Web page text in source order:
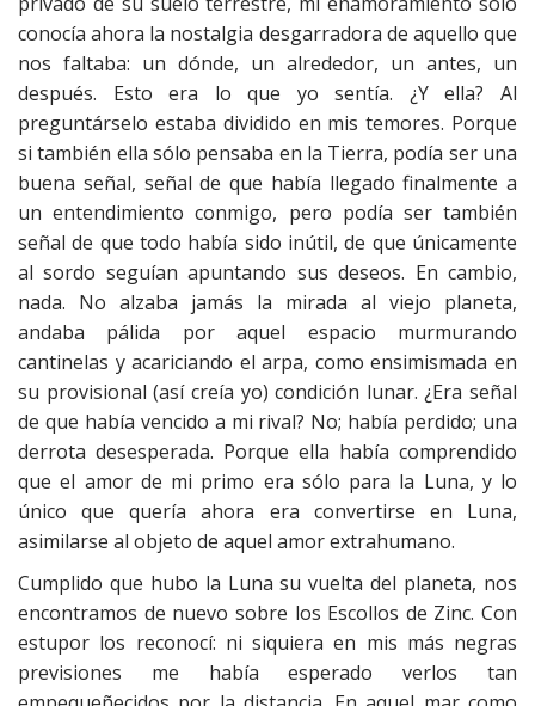
conocía ahora la nostalgia desgarradora de aquello que
nos faltaba: un dónde, un alrededor, un antes, un
después. Esto era lo que yo sentía. ¿Y ella? Al
preguntárselo estaba dividido en mis temores. Porque
si también ella sólo pensaba en la Tierra, podía ser una
buena señal, señal de que había llegado finalmente a
un entendimiento conmigo, pero podía ser también
señal de que todo había sido inútil, de que únicamente
al sordo seguían apuntando sus deseos. En cambio,
nada. No alzaba jamás la mirada al viejo planeta,
andaba pálida por aquel espacio murmurando
cantinelas y acariciando el arpa, como ensimismada en
su provisional (así creía yo) condición lunar. ¿Era señal
de que había vencido a mi rival? No; había perdido; una
derrota desesperada. Porque ella había comprendido
que el amor de mi primo era sólo para la Luna, y lo
único que quería ahora era convertirse en Luna,
asimilarse al objeto de aquel amor extrahumano.
Cumplido que hubo la Luna su vuelta del planeta, nos
encontramos de nuevo sobre los Escollos de Zinc. Con
estupor los reconocí: ni siquiera en mis más negras
previsiones me había esperado verlos tan